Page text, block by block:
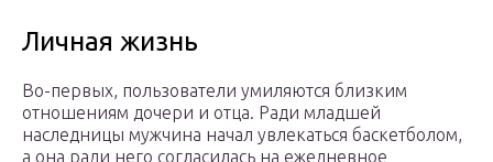
Личная жизнь
Во-первых, пользователи умиляются близким
отношениям дочери и отца. Ради младшей
наследницы мужчина начал увлекаться баскетболом,
а она ради него согласилась на ежедневное